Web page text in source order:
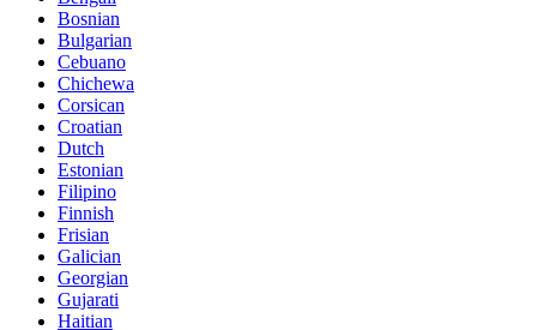
Bosnian
Bulgarian
Cebuano
Chichewa
Corsican
Croatian
Dutch
Estonian
Filipino
Finnish
Frisian
Galician
Georgian
Gujarati
Haitian